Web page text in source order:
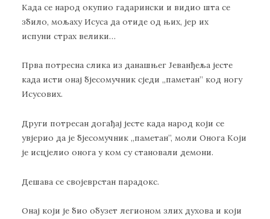
Када се народ окупио гадарински и видио шта се
збило, мољаху Исуса да отиде од њих, јер их
испуни страх велики…
Прва потресна слика из данашњег Јеванђеља јесте
када исти онај бјесомучник сједи ,,паметан” код ногу
Исусових.
Други потресан догађај јесте када народ који се
увјерио да је бјесомучник ,,паметан”, моли Онога Који
је исцјелио онога у ком су становали демони.
Дешава се својеврстан парадокс.
Онај који је био обузет легионом злих духова и који